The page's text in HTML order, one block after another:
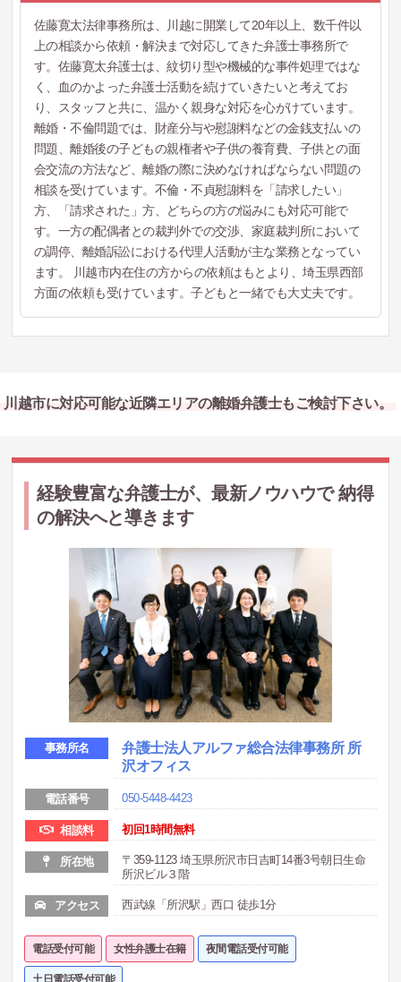
佐藤寛太法律事務所は、川越に開業して20年以上、数千件以
上の相談から依頼・解決まで対応してきた弁護士事務所で
す。佐藤寛太弁護士は、紋切り型や機械的な事件処理ではな
く、血のかよった弁護士活動を続けていきたいと考えてお
り、スタッフと共に、温かく親身な対応を心がけています。
離婚・不倫問題では、財産分与や慰謝料などの金銭支払いの
問題、離婚後の子どもの親権者や子供の養育費、子供との面
会交流の方法など、離婚の際に決めなければならない問題の
相談を受けています。不倫・不貞慰謝料を「請求したい」
方、「請求された」方、どちらの方の悩みにも対応可能で
す。一方の配偶者との裁判外での交渉、家庭裁判所において
の調停、離婚訴訟における代理人活動が主な業務となってい
ます。 川越市内在住の方からの依頼はもとより、埼玉県西部
方面の依頼も受けています。子どもと一緒でも大丈夫です。
川越市に対応可能な近隣エリアの離婚弁護士もご検討下さい。
経験豊富な弁護士が、最新ノウハウで 納得
の解決へと導きます
事務所名
弁護士法人アルファ総合法律事務所 所
沢オフィス
電話番号 050-5448-4423
相談料 初回1時間無料
所在地
〒359-1123 埼玉県所沢市日吉町14番3号朝日生命
所沢ビル３階
アクセス 西武線「所沢駅」西口 徒歩1分
電話受付可能 女性弁護士在籍 夜間電話受付可能
土日電話受付可能